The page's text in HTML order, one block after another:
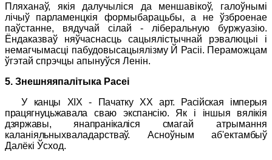
Пляханаў, якія далучыліся да меншавікоў, галоўнымі
лічыў парламенцкія формыбарацьбы, а не ўзброенае
паўстанне, вядучай сілай - ліберальную буржуазію.
Ёндаказваў няўчаснасць сацыялістычнай рэвалюцыі і
немагчымасці пабудовысацыялізму Й Расіі. Пераможцам
ўгэтай спрэчцы апынуўся Ленін.
5. Знешняяпалітыка Расеі
У канцы XIX - Пачатку XX
арт. Расійская імперыя
працягнуцьжавала сваю экспансію. Як і іншыя вялікія
дзяржавы, янапранікаліся смагай атрымання
каланіяльныхваладарстваў. Асноўным аб'ектамбыў
Далёкі Ўсход.